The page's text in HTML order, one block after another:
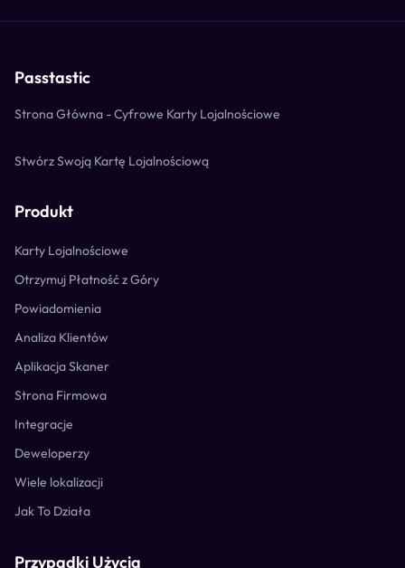
Passtastic
Strona Główna - Cyfrowe Karty Lojalnościowe
Stwórz Swoją Kartę Lojalnościową
Produkt
Karty Lojalnościowe
Otrzymuj Płatność z Góry
Powiadomienia
Analiza Klientów
Aplikacja Skaner
Strona Firmowa
Integracje
Deweloperzy
Wiele lokalizacji
Jak To Działa
Przypadki Użycia